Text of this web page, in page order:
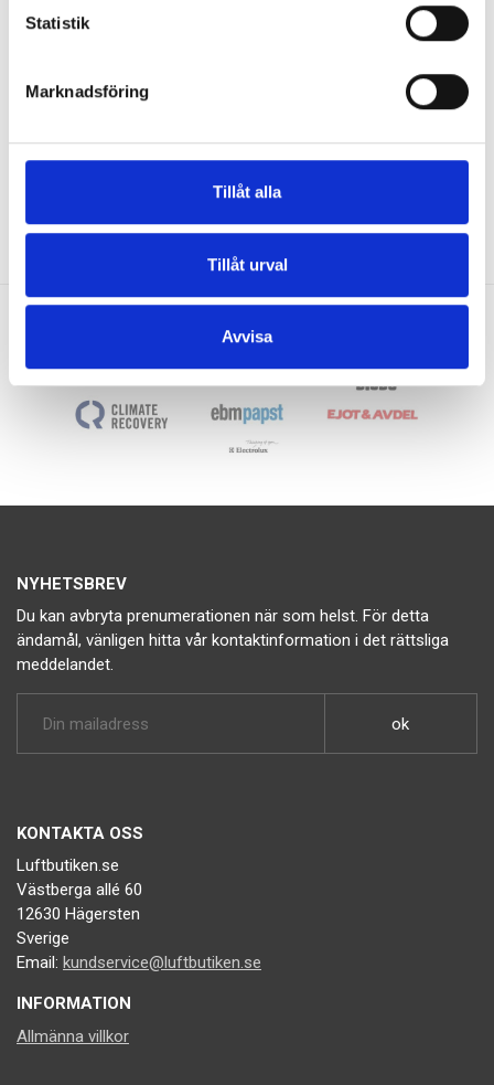
Statistik
Marknadsföring
Tillåt alla
Tillåt urval
Avvisa
DATABLAD
Bevent Rasch
NYHETSBREV
Du kan avbryta prenumerationen när som helst. För detta
ändamål, vänligen hitta vår kontaktinformation i det rättsliga
meddelandet.
KONTAKTA OSS
Luftbutiken.se
Västberga allé 60
12630 Hägersten
Sverige
Email: kundservice@luftbutiken.se
INFORMATION
Allmänna villkor